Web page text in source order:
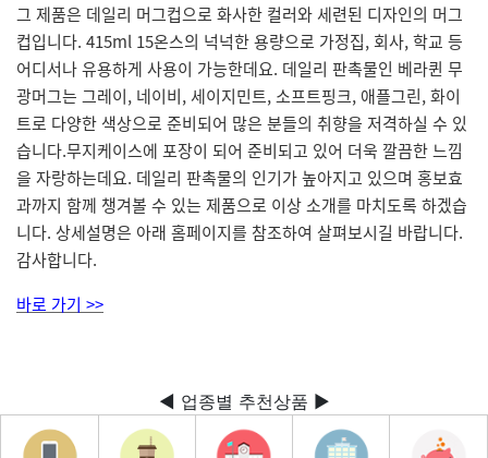
그 제품은 데일리 머그컵으로 화사한 컬러와 세련된 디자인의 머그
컵입니다. 415ml 15온스의 넉넉한 용량으로 가정집, 회사, 학교 등
어디서나 유용하게 사용이 가능한데요. 데일리 판촉물인 베라퀸 무
광머그는 그레이, 네이비, 세이지민트, 소프트핑크, 애플그린, 화이
트로 다양한 색상으로 준비되어 많은 분들의 취향을 저격하실 수 있
습니다.무지케이스에 포장이 되어 준비되고 있어 더욱 깔끔한 느낌
을 자랑하는데요. 데일리 판촉물의 인기가 높아지고 있으며 홍보효
과까지 함께 챙겨볼 수 있는 제품으로 이상 소개를 마치도록 하겠습
니다. 상세설명은 아래 홈페이지를 참조하여 살펴보시길 바랍니다.
감사합니다.
바로 가기 >>
◀ 업종별 추천상품 ▶